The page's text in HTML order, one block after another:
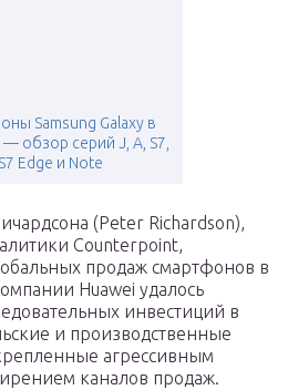
Samsung Galaxy в
— обзор серий J, A, S7,
S7 Edge и Note
(Peter Richardson),
Counterpoint,
продаж смартфонов в
Huawei удалось
инвестиций в
и производственные
агрессивным
каналов продаж.